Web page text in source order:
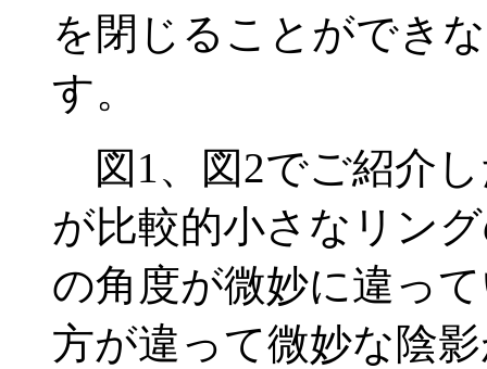
を閉じることができ
す。
図1、図2でご紹介
が比較的小さなリン
の角度が微妙に違っ
方が違って微妙な陰